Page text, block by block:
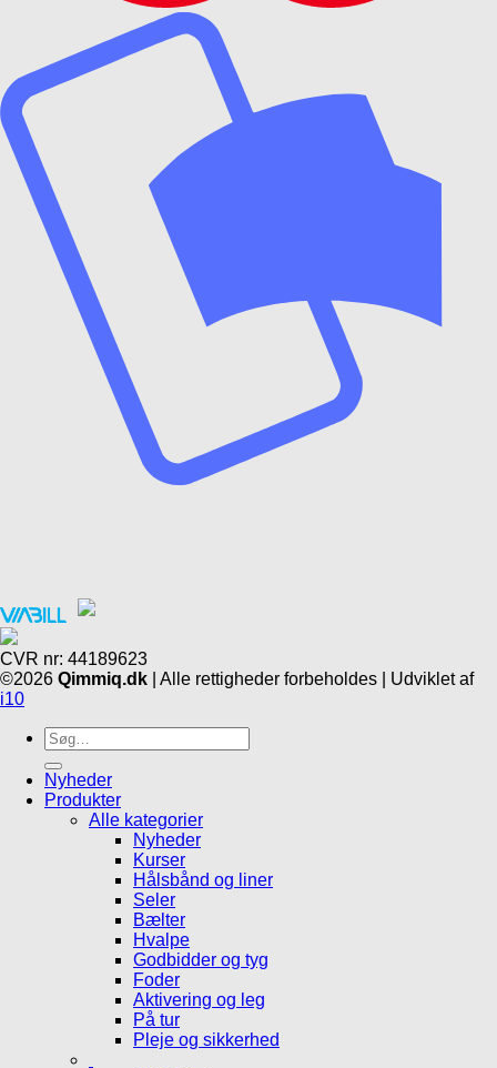
CVR nr: 44189623
©2026 Qimmiq.dk | Alle rettigheder forbeholdes | Udviklet af
i10
Søg
efter:
Nyheder
Produkter
Alle kategorier
Nyheder
Kurser
Hålsbånd og liner
Seler
Bælter
Hvalpe
Godbidder og tyg
Foder
Aktivering og leg
På tur
Pleje og sikkerhed